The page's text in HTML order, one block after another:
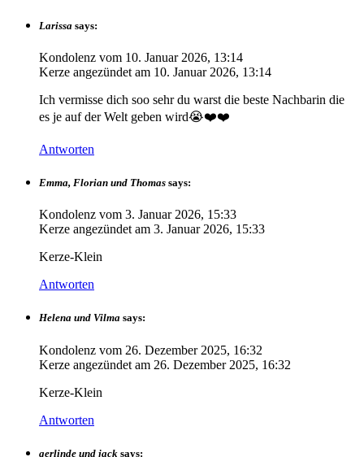
Larissa says:
Kondolenz vom 10. Januar 2026, 13:14
Kerze angezündet am 10. Januar 2026, 13:14
Ich vermisse dich soo sehr du warst die beste Nachbarin die
es je auf der Welt geben wird😭❤️❤️
Antworten
Emma, Florian und Thomas says:
Kondolenz vom 3. Januar 2026, 15:33
Kerze angezündet am 3. Januar 2026, 15:33
Kerze-Klein
Antworten
Helena und Vilma says:
Kondolenz vom 26. Dezember 2025, 16:32
Kerze angezündet am 26. Dezember 2025, 16:32
Kerze-Klein
Antworten
gerlinde und jack says: